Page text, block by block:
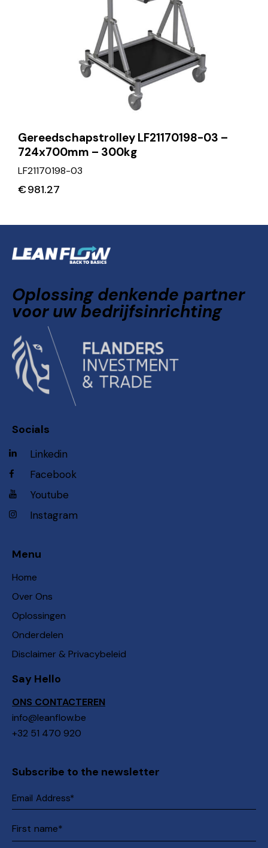
Gereedschapstrolley LF21170198-03 –
724x700mm – 300kg
LF21170198-03
€981.27
Oplossing denkende partner
voor uw bedrijfsinrichting
Socials
Linkedin
Facebook
Youtube
Instagram
Menu
Home
Over Ons
Oplossingen
Onderdelen
Disclaimer & Privacybeleid
Say Hello
ONS CONTACTEREN
info@leanflow.be
+32 51 470 920
Subscribe to the newsletter